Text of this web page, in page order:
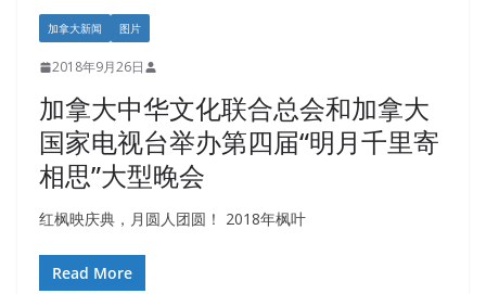
加拿大新闻 图片
2018年9月26日
加拿大中华文化联合总会和加拿大
国家电视台举办第四届“明月千里寄
相思”大型晚会
红枫映庆典，月圆人团圆！ 2018年枫叶
Read More